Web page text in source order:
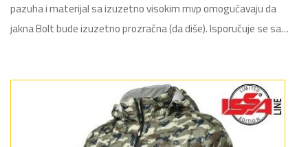
pazuha i materijal sa izuzetno visokim mvp omogućavaju da
jakna Bolt bude izuzetno prozračna (da diše). Isporučuje se sa…